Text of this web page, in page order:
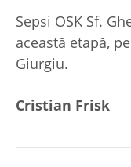
Sepsi OSK Sf.
această etapă,
Giurgiu.
Cristian Frisk